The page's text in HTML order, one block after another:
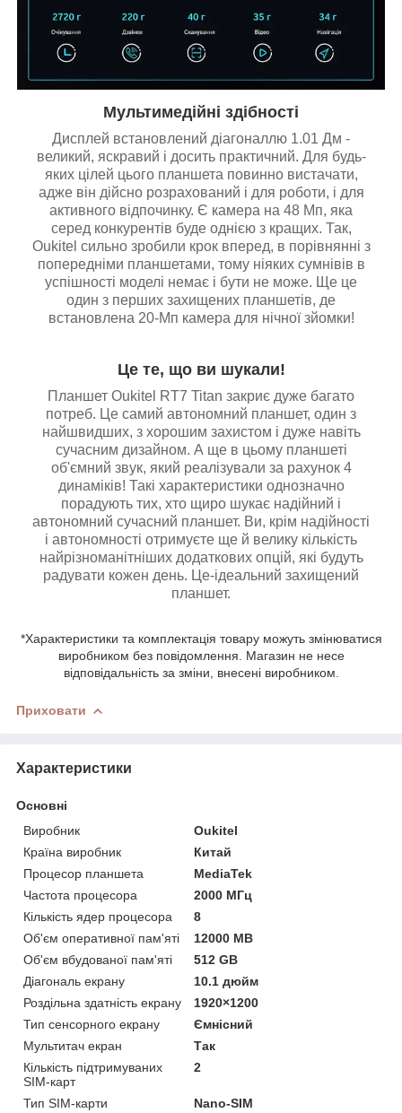
Мультимедійні здібності
Дисплей встановлений діагоналлю 1.01 Дм -
великий, яскравий і досить практичний. Для будь-
яких цілей цього планшета повинно вистачати,
адже він дійсно розрахований і для роботи, і для
активного відпочинку. Є камера на 48 Мп, яка
серед конкурентів буде однією з кращих. Так,
Oukitel сильно зробили крок вперед, в порівнянні з
попередніми планшетами, тому ніяких сумнівів в
успішності моделі немає і бути не може. Ще це
один з перших захищених планшетів, де
встановлена 20-Мп камера для нічної зйомки!
Це те, що ви шукали!
Планшет Oukitel RT7 Titan закриє дуже багато
потреб. Це самий автономний планшет, один з
найшвидших, з хорошим захистом і дуже навіть
сучасним дизайном. А ще в цьому планшеті
об'ємний звук, який реалізували за рахунок 4
динаміків! Такі характеристики однозначно
порадують тих, хто щиро шукає надійний і
автономний сучасний планшет. Ви, крім надійності
і автономності отримуєте ще й велику кількість
найрізноманітніших додаткових опцій, які будуть
радувати кожен день. Це-ідеальний захищений
планшет.
*Характеристики та комплектація товару можуть змінюватися
виробником без повідомлення. Магазин не несе
відповідальність за зміни, внесені виробником.
Приховати
Характеристики
Основні
Виробник
Oukitel
Країна виробник
Китай
Процесор планшета
MediaTek
Частота процесора
2000 МГц
Кількість ядер процесора
8
Об'єм оперативної пам'яті
12000 MB
Об'єм вбудованої пам'яті
512 GB
Діагональ екрану
10.1 дюйм
Роздільна здатність екрану
1920×1200
Тип сенсорного екрану
Ємнісний
Мультитач екран
Так
Кількість підтримуваних
SIM-карт
2
Тип SIM-карти
Nano-SIM